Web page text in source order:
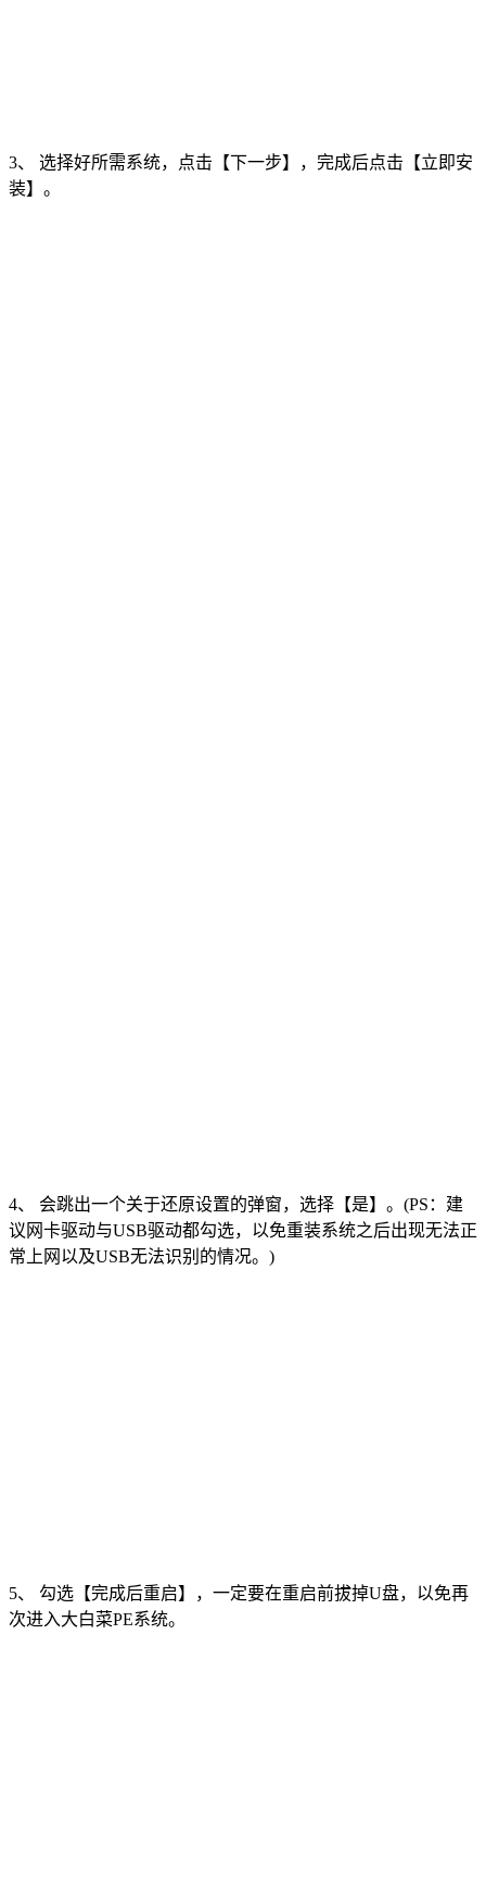
3、 选择好所需系统，点击【下一步】，完成后点击【立即安
装】。
4、 会跳出一个关于还原设置的弹窗，选择【是】。(PS：建
议网卡驱动与USB驱动都勾选，以免重装系统之后出现无法正
常上网以及USB无法识别的情况。)
5、 勾选【完成后重启】，一定要在重启前拔掉U盘，以免再
次进入大白菜PE系统。